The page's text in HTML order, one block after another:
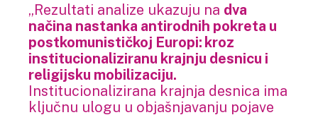
„Rezultati analize ukazuju na dva
načina nastanka antirodnih pokreta u
postkomunističkoj Europi: kroz
institucionaliziranu krajnju desnicu i
religijsku mobilizaciju.
Institucionalizirana krajnja desnica ima
ključnu ulogu u objašnjavanju pojave